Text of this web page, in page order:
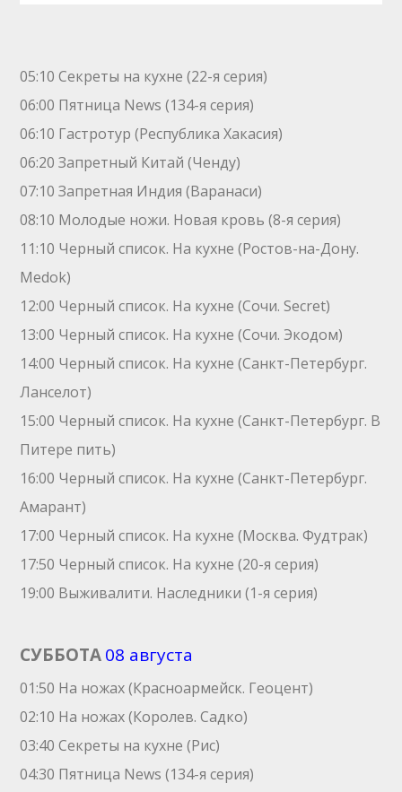
05:10 Секреты на кухне (22-я серия)
06:00 Пятница News (134-я серия)
06:10 Гастротур (Республика Хакасия)
06:20 Запретный Китай (Ченду)
07:10 Зaпрeтная Индия (Варанаси)
08:10 Молодые ножи. Hовая кpовь (8-я серия)
11:10 Черный список. На кухне (Ростов-на-Дону.
Medok)
12:00 Черный список. На кухне (Сочи. Secret)
13:00 Черный список. На кухне (Сочи. Экодом)
14:00 Черный список. На кухне (Санкт-Петербург.
Ланселот)
15:00 Черный список. На кухне (Санкт-Петербург. В
Питере пить)
16:00 Черный список. На кухне (Санкт-Петербург.
Амарант)
17:00 Черный список. На кухне (Москва. Фудтрак)
17:50 Черный список. На кухне (20-я серия)
19:00 Выживалити. Наследники (1-я серия)
СУББОТА08 августа
01:50 На ножах (Красноармейск. Геоцент)
02:10 На ножах (Королев. Садко)
03:40 Секреты на кухне (Рис)
04:30 Пятница News (134-я серия)